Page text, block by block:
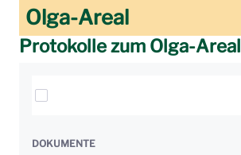
Olga-Areal
Protokolle zum Olga-Areal
Elemente auswählen
DOKUMENTE